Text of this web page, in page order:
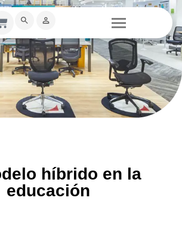
híbrido en la
educación